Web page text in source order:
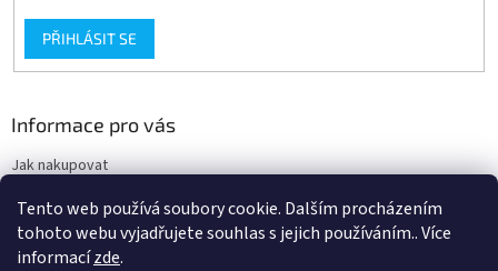
Tento web používá soubory cookie. Dalším procházením
tohoto webu vyjadřujete souhlas s jejich používáním.. Více
informacízde.
PŘIHLÁSIT SE
Informace pro vás
Jak nakupovat
Podmínky ochrany osobních údajů